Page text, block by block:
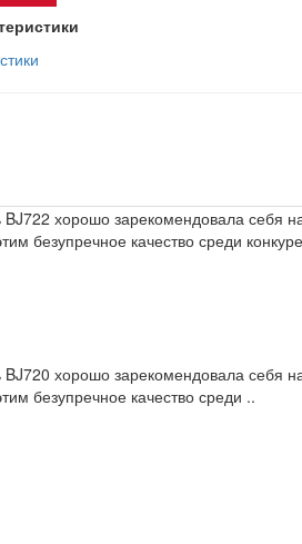
хорошо зарекомендовала себя
безупречное качество среди
хорошо зарекомендовала себя
безупречное качество среди ..